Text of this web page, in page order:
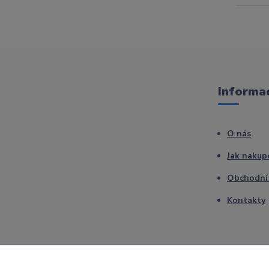
O nás
Jak
Kontakty